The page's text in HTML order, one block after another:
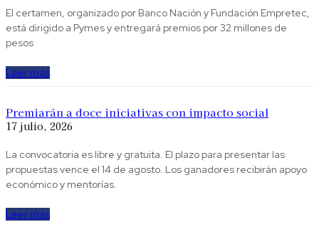
El certamen, organizado por Banco Nación y Fundación Empretec,
está dirigido a Pymes y entregará premios por 32 millones de
pesos
Leer más
Premiarán a doce iniciativas con impacto social
17 julio, 2026
La convocatoria es libre y gratuita. El plazo para presentar las
propuestas vence el 14 de agosto. Los ganadores recibirán apoyo
económico y mentorías.
Leer más